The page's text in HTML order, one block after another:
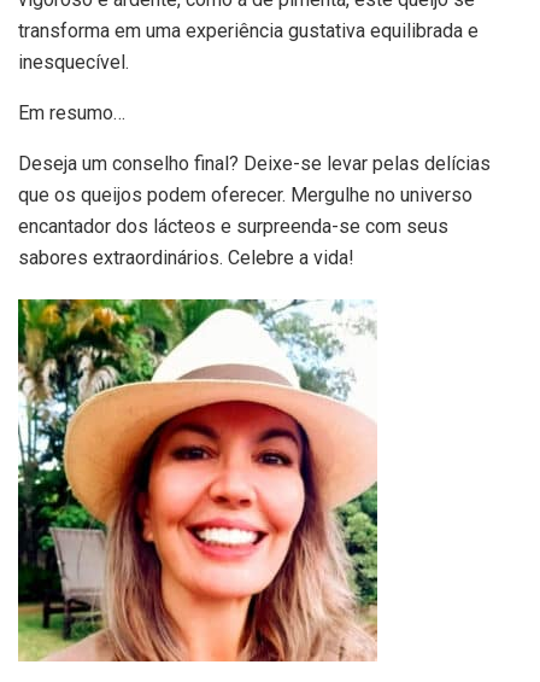
transforma em uma experiência gustativa equilibrada e
inesquecível.
Em resumo…
Deseja um conselho final? Deixe-se levar pelas delícias
que os queijos podem oferecer. Mergulhe no universo
encantador dos lácteos e surpreenda-se com seus
sabores extraordinários. Celebre a vida!